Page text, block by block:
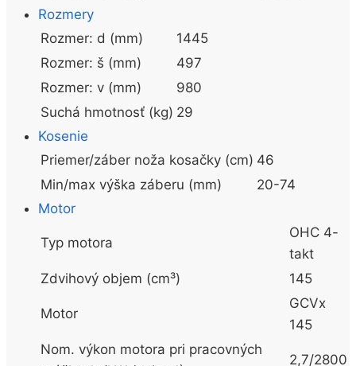
Rozmery
Rozmer: d (mm)
1445
Rozmer: š (mm)
497
Rozmer: v (mm)
980
Suchá hmotnosť (kg) 29
Kosenie
Priemer/záber noža kosačky (cm) 46
Min/max výška záberu (mm)
20-74
Motor
Typ motora
OHC 4-
takt
Zdvihový objem (cm³)
145
Motor
GCVx
145
Nom. výkon motora pri pracovných
2,7/2800